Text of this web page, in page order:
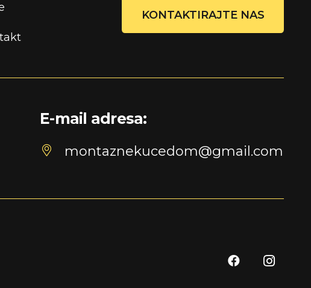
KONTAKTIRAJTE NAS
E-mail adresa:
montaznekucedom@gmail.com